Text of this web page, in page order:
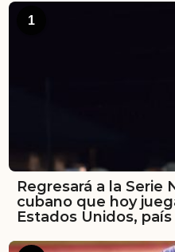
1
Regresará a la Serie
cubano que hoy
Estados Unidos,